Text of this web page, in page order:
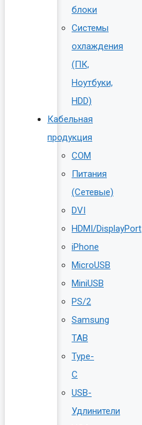
блоки
Системы
охлаждения
(ПК,
Ноутбуки,
HDD)
Кабельная
продукция
COM
Питания
(Сетевые)
DVI
HDMI/DisplayPort
iPhone
MicroUSB
MiniUSB
PS/2
Samsung
TAB
Type-
C
USB-
Удлинители